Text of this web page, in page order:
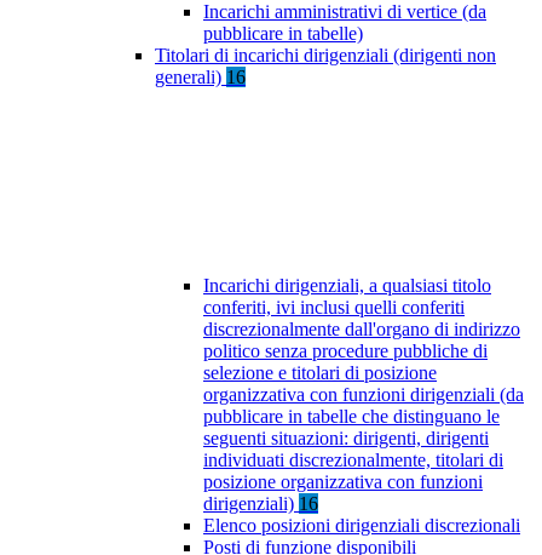
Incarichi amministrativi di vertice (da
pubblicare in tabelle)
Titolari di incarichi dirigenziali (dirigenti non
generali) 16
Incarichi dirigenziali, a qualsiasi titolo
conferiti, ivi inclusi quelli conferiti
discrezionalmente dall'organo di indirizzo
politico senza procedure pubbliche di
selezione e titolari di posizione
organizzativa con funzioni dirigenziali (da
pubblicare in tabelle che distinguano le
seguenti situazioni: dirigenti, dirigenti
individuati discrezionalmente, titolari di
posizione organizzativa con funzioni
dirigenziali) 16
Elenco posizioni dirigenziali discrezionali
Posti di funzione disponibili